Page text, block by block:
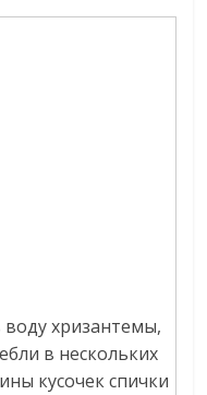
хризантемы,
в нескольких
кусочек спички